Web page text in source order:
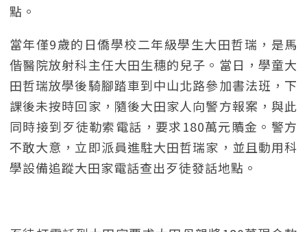
點。
當年僅9歲的日僑學校二年級學生大田哲瑞，是馬
偕醫院放射科主任大田生穗的兒子。當日，學童大
田哲瑞放學後騎腳踏車到中山北路參加書法班，下
課後未按時回家，隨後大田家人向警方報案，與此
同時接到歹徒勒索電話，要求180萬元贖金。警方
不敢大意，立即派員進駐大田哲瑞家，並且動用科
學設備追蹤大田家電話查出歹徒發話地點。